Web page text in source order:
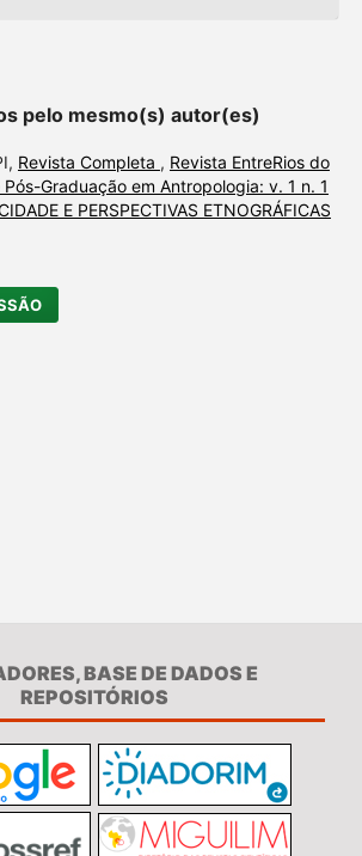
pelo mesmo(s) autor(es)
Revista Completa , Revista EntreRios do
Graduação em Antropologia: v. 1 n. 1
E PERSPECTIVAS ETNOGRÁFICAS
BASE DE DADOS E
REPOSITÓRIOS